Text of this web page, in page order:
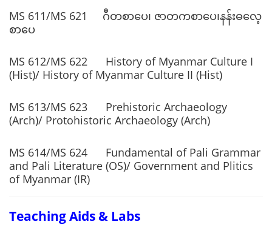
MS 611/MS 621 ဂီတစာပေ၊ ဇာတကစာပေ၊နန်းဓလေ့
စာပေ
MS 612/MS 622 History of Myanmar Culture I
(Hist)/ History of Myanmar Culture II (Hist)
MS 613/MS 623 Prehistoric Archaeology
(Arch)/ Protohistoric Archaeology (Arch)
MS 614/MS 624 Fundamental of Pali Grammar
and Pali Literature (OS)/ Government and Plitics
of Myanmar (IR)
Teaching Aids & Labs